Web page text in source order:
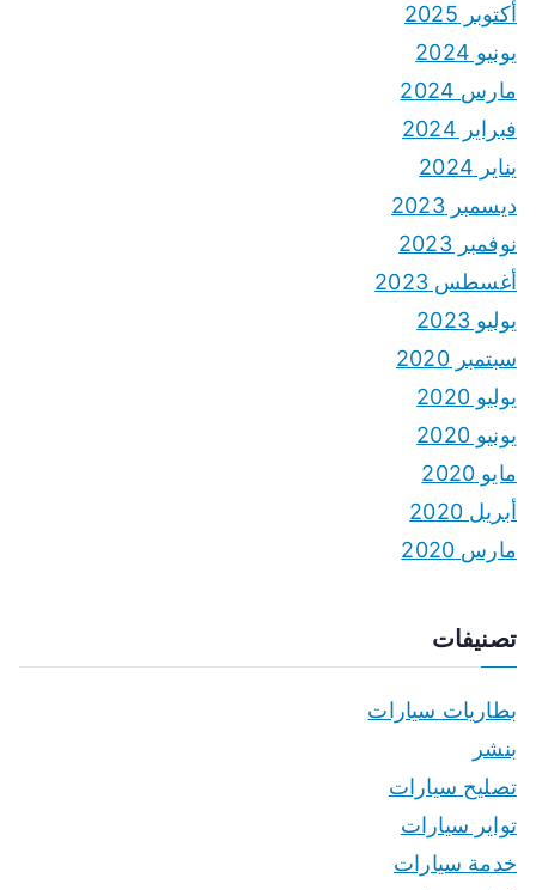
أكتوبر 2025
يونيو 2024
مارس 2024
فبراير 2024
يناير 2024
ديسمبر 2023
نوفمبر 2023
أغسطس 2023
يوليو 2023
سبتمبر 2020
يوليو 2020
يونيو 2020
مايو 2020
أبريل 2020
مارس 2020
تصنيفات
بطاريات سيارات
بنشر
تصليح سيارات
تواير سيارات
خدمة سيارات